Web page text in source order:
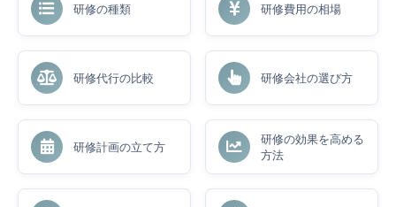
研修の種類 研修費用の相場
研修代行の比較 研修会社の選び方
研修計画の立て方
研修の効果を高める
方法